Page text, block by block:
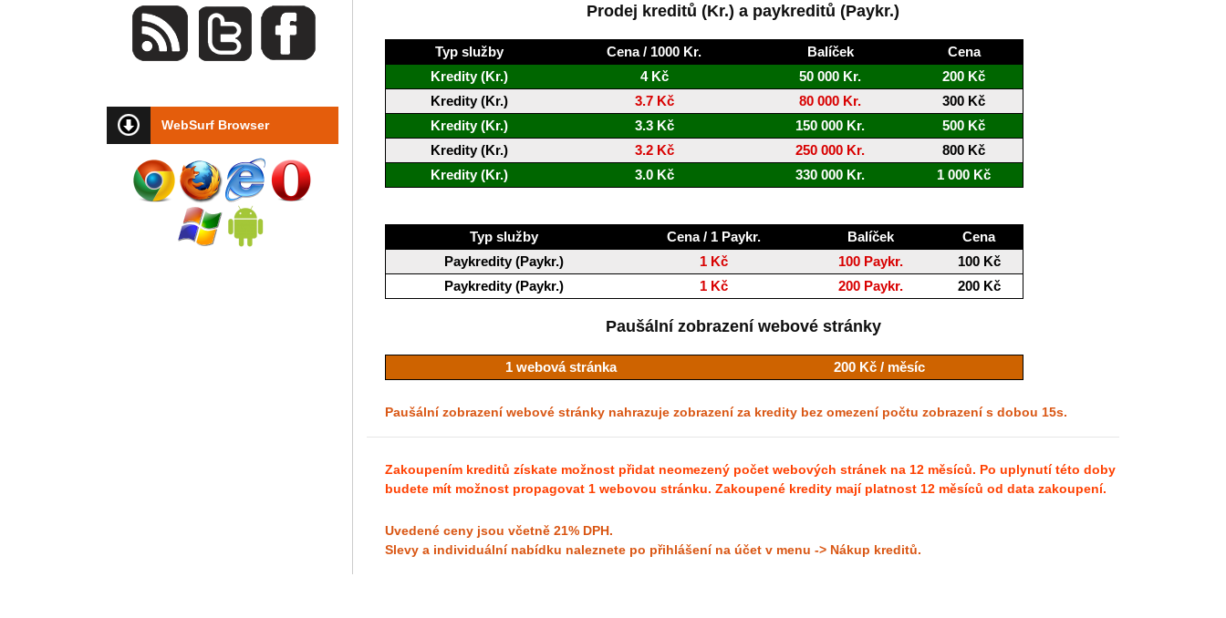
WebSurf Browser
Prodej kreditů (Kr.) a paykreditů (Paykr.)
Typ služby Cena / 1000 Kr. Balíček
Cena
Kredity (Kr.)
4 Kč 50 000 Kr.
200 Kč
Kredity (Kr.)
3.7 Kč 80 000 Kr.
300 Kč
Kredity (Kr.)
3.3 Kč 150 000 Kr.
500 Kč
Kredity (Kr.)
3.2 Kč 250 000 Kr.
800 Kč
Kredity (Kr.)
3.0 Kč 330 000 Kr. 1 000 Kč
Typ služby Cena / 1 Paykr. Balíček
Cena
Paykredity (Paykr.)
1 Kč 100 Paykr.
100 Kč
Paykredity (Paykr.)
1 Kč 200 Paykr. 200 Kč
Paušální zobrazení webové stránky
1 webová stránka 200 Kč / měsíc
Paušální zobrazení webové stránky nahrazuje zobrazení za kredity bez omezení počtu zobrazení s dobou 15s.
Zakoupením kreditů získate možnost přidat neomezený počet webových stránek na 12 měsíců. Po uplynutí této doby
budete mít možnost propagovat 1 webovou stránku. Zakoupené kredity mají platnost 12 měsíců od data zakoupení.
Uvedené ceny jsou včetně 21% DPH.
Slevy a individuální nabídku naleznete po přihlášení na účet v menu -> Nákup kreditů.